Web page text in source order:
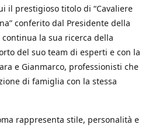
il prestigioso titolo di “Cavaliere
conferito dal Presidente della
la sua ricerca della
del suo team di esperti e con la
e Gianmarco, professionisti che
di famiglia con la stessa
rappresenta stile, personalità e